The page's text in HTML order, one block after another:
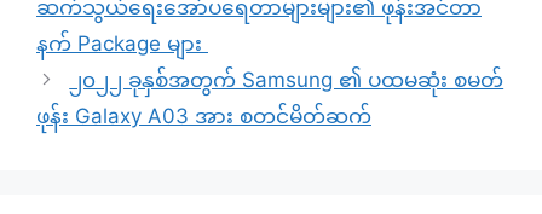
ဆက်သွယ်ရေးအော်ပရေတာများများ၏ ဖုန်းအင်တာ
နက် Package များ
၂၀၂၂ ခုနှစ်အတွက် Samsung ၏ ပထမဆုံး စမတ်
ဖုန်း Galaxy A03 အား စတင်မိတ်ဆက်